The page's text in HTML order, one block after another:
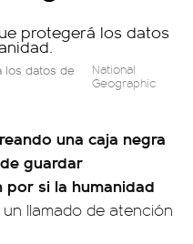
los datos de
National
Geographic
una caja negra
guardar
si la humanidad
llamado de atención